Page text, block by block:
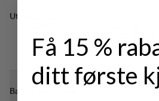
Utmerket for
TREKKING
TREKKING
Bærekraftsegenskaper
Få 15 %
ditt første